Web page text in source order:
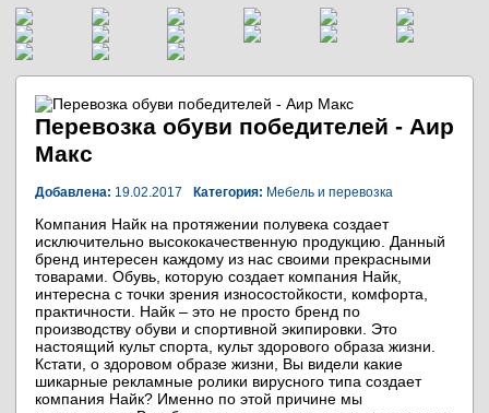
Перевозка обуви победителей - Аир
Макс
Добавлена: 19.02.2017 Категория: Мебель и перевозка
Компания Найк на протяжении полувека создает
исключительно высококачественную продукцию. Данный
бренд интересен каждому из нас своими прекрасными
товарами. Обувь, которую создает компания Найк,
интересна с точки зрения износостойкости, комфорта,
практичности. Найк – это не просто бренд по
производству обуви и спортивной экипировки. Это
настоящий культ спорта, культ здорового образа жизни.
Кстати, о здоровом образе жизни, Вы видели какие
шикарные рекламные ролики вирусного типа создает
компания Найк? Именно по этой причине мы